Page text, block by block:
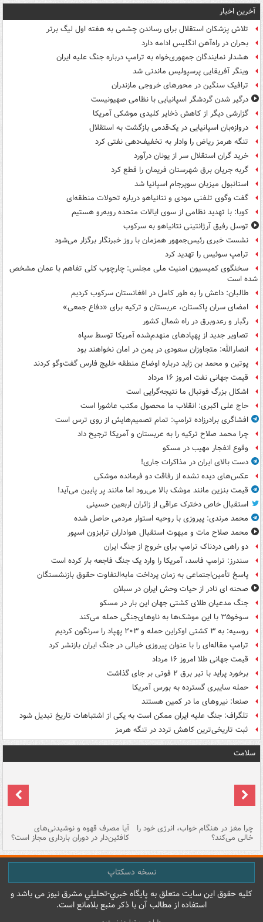
آخرین اخبار
تلاش پزشکان استقلال برای رساندن چشمی به هفته اول لیگ برتر
بحران در راه‌آهن انگلیس ادامه دارد
هشدار نمایندگان جمهوری‌خواه به ترامپ درباره جنگ علیه ایران
وینگر آفریقایی پرسپولیس ماندنی شد
ترافیک سنگین در محورهای خروجی مازندران
درگیر شدن گردشگر اسپانیایی با نظامی صهیونیست
گزارشی دیگر از کاهش ذخایر کلیدی موشکی آمریکا
دروازه‌بان اسپانیایی در یک‌قدمی بازگشت به استقلال
تنگه هرمز ریاض را وادار به تخفیف‌دهی نفتی کرد
خرید گران استقلال سر از یونان درآورد
گربه جریان برق شهرستان فریمان را قطع کرد
استانبول میزبان سوپرجام اسپانیا شد
گفت وگوی تلفنی مودی و نتانیاهو درباره تحولات منطقه‌ای
کوبا: با تهدید نظامی از سوی ایالات متحده روبه‌رو هستیم
توسل رفیق آرژانتینی نتانیاهو به سرکوب
نشست خبری رئیس‌جمهور همزمان با روز خبرنگار برگزار می‌شود
ترامپ سوئیس را تهدید کرد
سخنگوی کمیسیون امنیت ملی مجلس: چارچوب کلی تفاهم با عمان مشخص
شده است
طالبان: داعش را به طور کامل در افغانستان سرکوب کردیم
امضای سران پاکستان، عربستان و ترکیه برای «دفاع جمعی»
رگبار و رعدوبرق در راه شمال کشور
تصاویر جدید از پهپادهای منهدم‌شده آمریکا توسط سپاه
انصارالله: متجاوزان سعودی در یمن در امان نخواهند بود
پوتین و محمد بن زاید درباره اوضاع منطقه خلیج فارس گفت‌وگو کردند
قیمت جهانی نفت امروز ۱۶ مرداد
اشکال بزرگ فوتبال ما نتیجه‌گرایی است
حاج علی اکبری: انقلاب ما محصول مکتب عاشورا است
افشاگری برادرزاده ترامپ: تمام تصمیم‌هایش از روی ترس است
چرا محمد صلاح ترکیه را به عربستان و آمریکا ترجیح داد
وقوع انفجار مهیب در مسکو
دست بالای ایران در مذاکرات جاری!
عکس‌های دیده نشده از رفاقت دو فرمانده‌ موشکی
قیمت بنزین مانند موشک بالا می‌رود اما مانند پر پایین می‌آید!
استقبال خاص دخترک عراقی از زائران اربعین حسینی
محمد مرندی: پیروزی با روحیه استوار مردمی حاصل شده
محمد صلاح مات و مبهوت استقبال هواداران ترابزون اسپور
دو راهی دردناک ترامپ برای خروج از جنگ ایران
سندرز: ترامپ فاسد، آمریکا را وارد یک جنگ فاجعه بار کرده است
پاسخ تأمین‌اجتماعی به زمان پرداخت مابه‌التفاوت حقوق بازنشستگان
صحنه ای نادر از حیات وحش ایران در سبلان
جنگ مدعیان طلای کشتی جهان این بار در مسکو
سوخو۳۵ با این موشک‌ها به ناوهای‌جنگی حمله می‌کند
روسیه: به ۳ کشتی اوکراین حمله و ۲۰۳ پهپاد را سرنگون کردیم
ترامپ مقاله‌ای را با عنوان پیروزی خیالی در جنگ ایران بازنشر کرد
قیمت جهانی طلا امروز ۱۶ مرداد
برخورد پراید با تیر برق ۲ فوتی بر جای گذاشت
حمله سایبری گسترده به بورس آمریکا
صنعا: نیروهای ما در کمین‌ هستند
تلگراف: جنگ علیه ایران ممکن است به یکی از اشتباهات تاریخ تبدیل شود
ثبت تاریخی‌ترین کاهش تردد در تنگه هرمز
سلامت
چرا مغز در هنگام خواب، انرژی خود را
خالی می‌کند؟
آیا مصرف قهوه و نوشیدنی‌های
کافئین‌دار در دوران بارداری مجاز است؟
نسخه دسکتاپ
کليه حقوق اين سايت متعلق به پایگاه خبري-تحليلي مشرق نيوز می باشد و
استفاده از مطالب آن با ذکر منبع بلامانع است.